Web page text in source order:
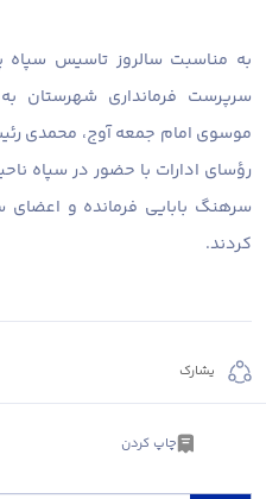
به مناسبت سالروز تاسیس سپاه
سرپرست فرمانداری شهرستان
موسوی امام جمعه آوج، محمدی
رؤسای ادارات با حضور در سپاه
سرهنگ بابایی فرمانده و
کردند.
يشارك
چاپ کردن